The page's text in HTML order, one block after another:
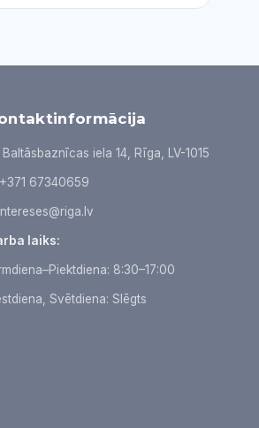
Baltāsbaznīcas iela 14, Rīga, LV-1015
+371 67340659
laiks:
8:30–17:00
Svētdiena: Slēgts